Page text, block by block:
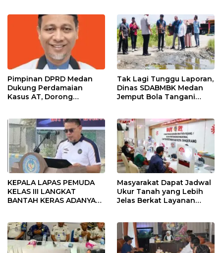
Pimpinan DPRD Medan
Dukung Perdamaian
Kasus AT, Dorong
Tak Lagi Tunggu Laporan,
Dinas SDABMBK Medan
Jemput Bola Tangani
KEPALA LAPAS PEMUDA
KELAS III LANGKAT
BANTAH KERAS ADANYA
TENTANG SINDIKAT
PENIPU PENJUALAN EMAS
Masyarakat Dapat Jadwal
Ukur Tanah yang Lebih
Jelas Berkat Layanan